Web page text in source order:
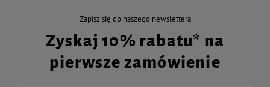
Zapisz się do naszego newslettera
Zyskaj 10% rabatu* na
pierwsze zamówienie